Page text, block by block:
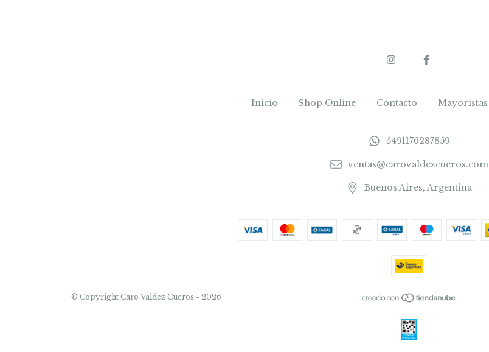
Inicio Shop Online Contacto Mayoristas
5491176287859
ventas@carovaldezcueros.com
Buenos Aires, Argentina
© Copyright Caro Valdez Cueros - 2026